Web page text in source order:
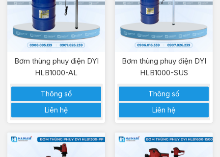
Bơm thùng phuy điện DYI
HLB1000-AL
Thông số
Liên hệ
Bơm thùng phuy điện DYI
HLB1000-SUS
Thông số
Liên hệ